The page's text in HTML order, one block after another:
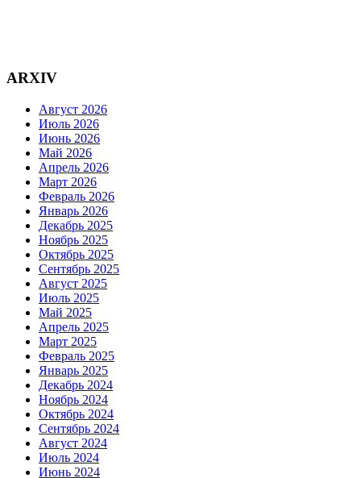
ARXIV
Август 2026
Июль 2026
Июнь 2026
Май 2026
Апрель 2026
Март 2026
Февраль 2026
Январь 2026
Декабрь 2025
Ноябрь 2025
Октябрь 2025
Сентябрь 2025
Август 2025
Июль 2025
Май 2025
Апрель 2025
Март 2025
Февраль 2025
Январь 2025
Декабрь 2024
Ноябрь 2024
Октябрь 2024
Сентябрь 2024
Август 2024
Июль 2024
Июнь 2024